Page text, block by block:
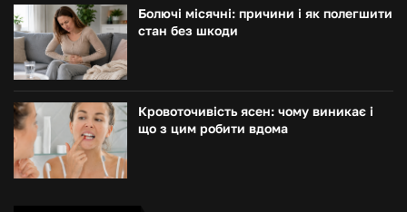
Болючі місячні: причини і як полегшити
стан без шкоди
Кровоточивість ясен: чому виникає і
що з цим робити вдома